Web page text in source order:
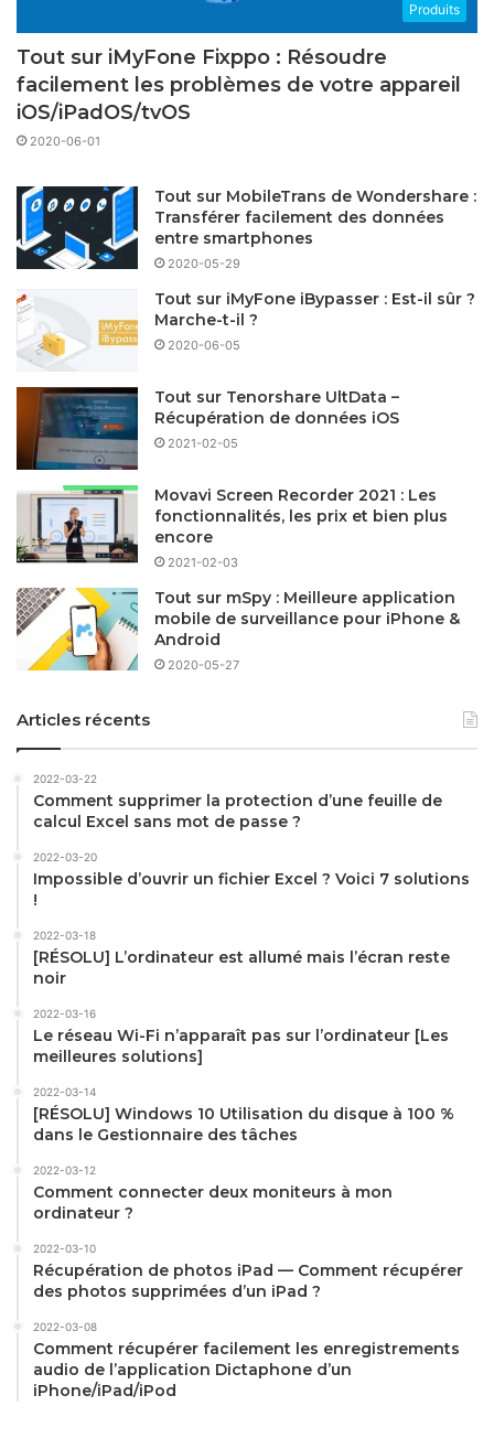
Produits
Tout sur iMyFone Fixppo : Résoudre
facilement les problèmes de votre appareil
iOS/iPadOS/tvOS
2020-06-01
Tout sur MobileTrans de Wondershare :
Transférer facilement des données
entre smartphones
2020-05-29
Tout sur iMyFone iBypasser : Est-il sûr ?
Marche-t-il ?
2020-06-05
Tout sur Tenorshare UltData –
Récupération de données iOS
2021-02-05
Movavi Screen Recorder 2021 : Les
fonctionnalités, les prix et bien plus
encore
2021-02-03
Tout sur mSpy : Meilleure application
mobile de surveillance pour iPhone &
Android
2020-05-27
Articles récents
2022-03-22
Comment supprimer la protection d’une feuille de
calcul Excel sans mot de passe ?
2022-03-20
Impossible d’ouvrir un fichier Excel ? Voici 7 solutions
!
2022-03-18
[RÉSOLU] L’ordinateur est allumé mais l’écran reste
noir
2022-03-16
Le réseau Wi-Fi n’apparaît pas sur l’ordinateur [Les
meilleures solutions]
2022-03-14
[RÉSOLU] Windows 10 Utilisation du disque à 100 %
dans le Gestionnaire des tâches
2022-03-12
Comment connecter deux moniteurs à mon
ordinateur ?
2022-03-10
Récupération de photos iPad — Comment récupérer
des photos supprimées d’un iPad ?
2022-03-08
Comment récupérer facilement les enregistrements
audio de l’application Dictaphone d’un
iPhone/iPad/iPod